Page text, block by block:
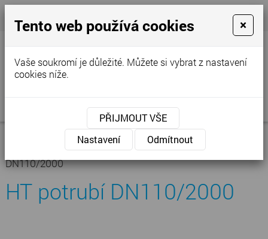
cvstop@tiscali.cz
Nabídka»Kanalizace -
vodoinstalace»Kanalizace vnitřní»HT potrubí»
DN110/2000
HT potrubí DN110/2000
Tento web používá cookies ×
Vaše soukromí je důležité. Můžete si vybrat z nastavení
cookies níže.
PŘIJMOUT VŠE
Nastavení
Odmítnout